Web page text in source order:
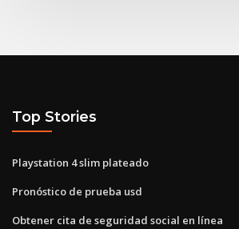
Top Stories
Playstation 4 slim plateado
Pronóstico de prueba usd
Obtener cita de seguridad social en línea